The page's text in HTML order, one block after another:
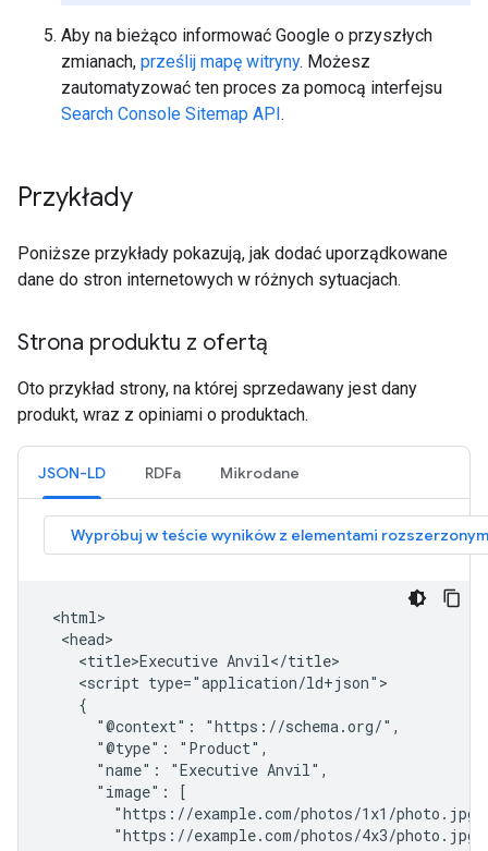
Aby na bieżąco informować Google o przyszłych
zmianach, prześlij mapę witryny. Możesz
zautomatyzować ten proces za pomocą interfejsu
Search Console Sitemap API.
Przykłady
Poniższe przykłady pokazują, jak dodać uporządkowane
dane do stron internetowych w różnych sytuacjach.
Strona produktu z ofertą
Oto przykład strony, na której sprzedawany jest dany
produkt, wraz z opiniami o produktach.
JSON-LD RDFa Mikrodane
<html>
  <head>
    <title>Executive Anvil</title>
    <script type="application/ld+json">
    {
      "@context": "https://schema.org/",
      "@type": "Product",
      "name": "Executive Anvil",
      "image": [
"https://example.com/photos/1x1/
"https://example.com/photos/4x3/